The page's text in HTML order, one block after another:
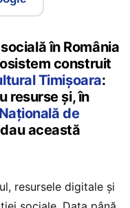
în România
construit
Timișoara:
resurse și, în
de
această
resursele digitale și